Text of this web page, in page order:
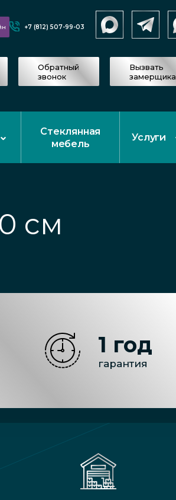
+7 (812) 507-99-03
Обратный
звонок
Вызвать
замерщика
Стеклянная
мебель
Услуги
см
1 год
гарантия